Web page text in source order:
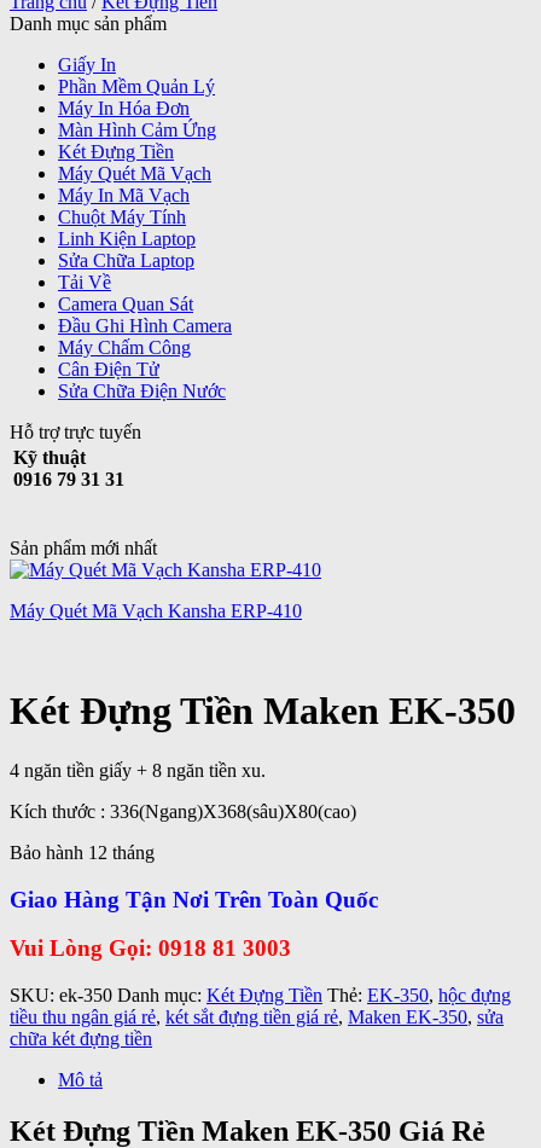
Danh mục sản phẩm
Giấy In
Phần Mềm Quản Lý
Máy In Hóa Đơn
Màn Hình Cảm Ứng
Két Đựng Tiền
Máy Quét Mã Vạch
Máy In Mã Vạch
Chuột Máy Tính
Linh Kiện Laptop
Sửa Chữa Laptop
Tải Về
Camera Quan Sát
Đầu Ghi Hình Camera
Máy Chấm Công
Cân Điện Tử
Sửa Chữa Điện Nước
Hỗ trợ trực tuyến
Kỹ thuật
0916 79 31 31
Sản phẩm mới nhất
Máy Quét Mã Vạch Kansha ERP-410
Két Đựng Tiền Maken EK-350
4 ngăn tiền giấy + 8 ngăn tiền xu.
Kích thước : 336(Ngang)X368(sâu)X80(cao)
Bảo hành 12 tháng
Giao Hàng Tận Nơi Trên Toàn Quốc
Vui Lòng Gọi: 0918 81 3003
SKU: ek-350 Danh mục: Két Đựng Tiền Thẻ: EK-350, hộc đựng
tiều thu ngân giá rẻ, két sắt đựng tiền giá rẻ, Maken EK-350, sửa
chữa két đựng tiền
Mô tả
Két Đựng Tiền Maken EK-350 Giá Rẻ